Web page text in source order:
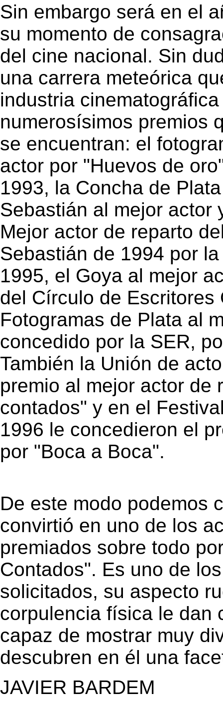
Sin embargo será en el
su momento de
del cine nacional. Sin
una carrera meteórica
industria
numerosísimos premios
se encuentran: el
actor por "Huevos de
1993, la Concha de
Sebastián al mejor actor
Mejor actor de reparto
Sebastián de 1994 por
1995, el Goya al mejor
del Círculo de Escritores
Fotogramas de Plata al
concedido por la SER,
También la Unión de
premio al mejor actor de
contados" y en el
1996 le concedieron el
por "Boca a Boca".
De este modo podemos
convirtió en uno de los
premiados sobre todo
Contados". Es uno de
solicitados, su aspecto
corpulencia física le dan
capaz de mostrar muy
descubren en él una
JAVIER BARDEM